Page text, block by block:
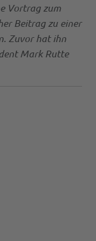
Vortrag zum
Beitrag zu einer
Zuvor hat ihn
Mark Rutte